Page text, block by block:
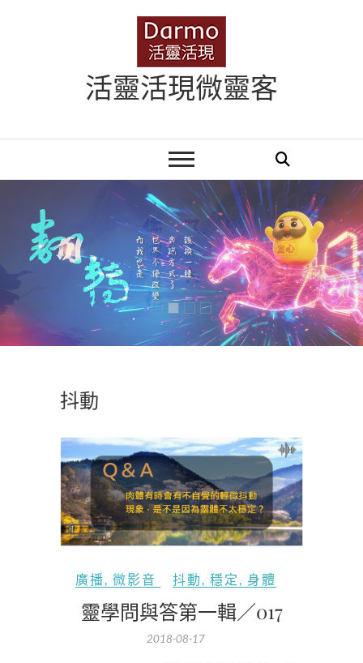
活靈活現微靈客
抖動
廣播 微影音 抖動 穩定 身體
靈學問與答第一輯／017
2018-08-17